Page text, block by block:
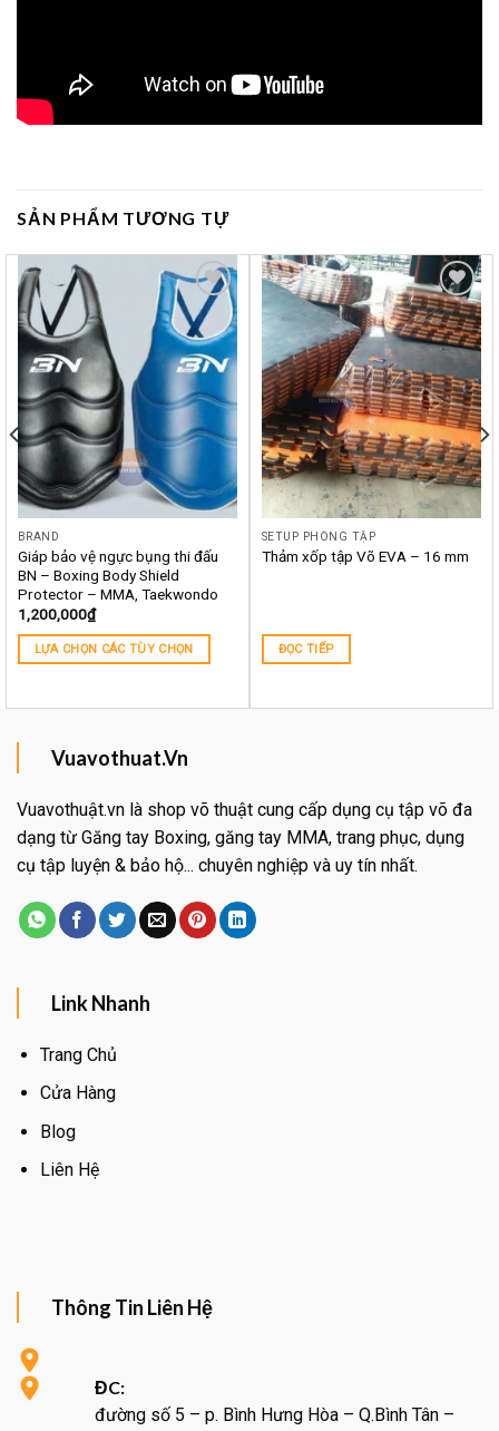
SẢN PHẨM TƯƠNG TỰ
Yêu
thích
BRAND
Giáp bảo vệ ngực bụng thi đấu
BN – Boxing Body Shield
Protector – MMA, Taekwondo
1,200,000₫
LỰA CHỌN CÁC TÙY CHỌN
Yêu
thích
SETUP PHÒNG TẬP
Thảm xốp tập Võ EVA – 16 mm
ĐỌC TIẾP
Vuavothuat.Vn
Vuavothuật.vn là shop võ thuật cung cấp dụng cụ tập võ đa
dạng từ Găng tay Boxing, găng tay MMA, trang phục, dụng
cụ tập luyện & bảo hộ... chuyên nghiệp và uy tín nhất.
Link Nhanh
Trang Chủ
Cửa Hàng
Blog
Liên Hệ
Thông Tin Liên Hệ
ĐC:
đường số 5 – p. Bình Hưng Hòa – Q.Bình Tân –